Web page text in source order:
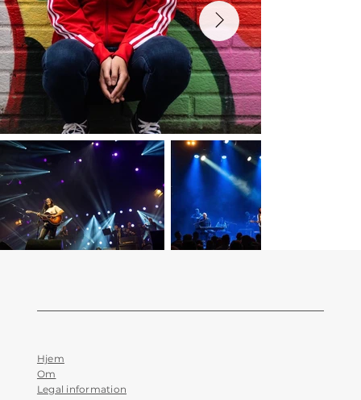
Hjem
Om
Legal information